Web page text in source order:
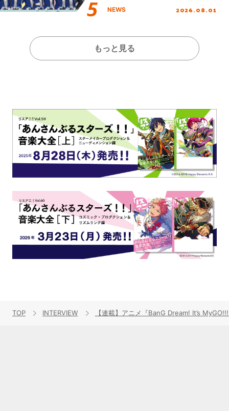
NEWS 2026.08.01
もっと見る
TOP INTERVIEW 【連載】アニメ『BanG Dream! It’s